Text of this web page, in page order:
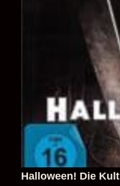
Halloween! Die
auf dem Prüfstand
Thriller | Mystery ]
31. Oktober 2025